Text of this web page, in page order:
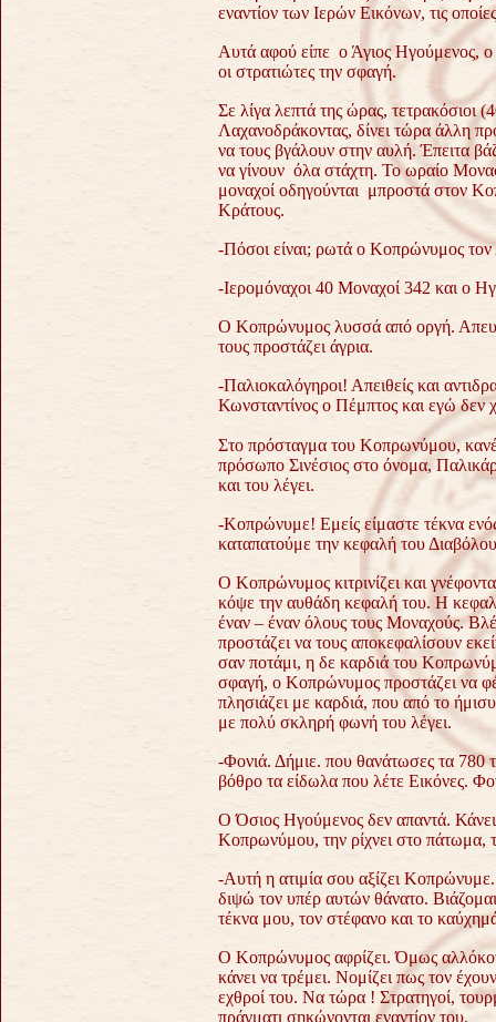
εναντίον των Ιερών Εικόνων, τις
Αυτά αφού είπε ο Άγιος Ηγούμενος, ο
οι στρατιώτες την σφαγή.
Σε λίγα λεπτά της ώρας, τετρακόσιοι
Λαχανοδράκοντας, δίνει τώρα άλλη
να τους βγάλουν στην αυλή. Έπειτα
να γίνουν όλα στάχτη. Το ωραίο
μοναχοί οδηγούνται μπροστά στον
Κράτους.
-Πόσοι είναι; ρωτά ο Κοπρώνυμος τον
-Ιερομόναχοι 40 Μοναχοί 342 και ο
Ο Κοπρώνυμος λυσσά από οργή.
τους προστάζει άγρια.
-Παλιοκαλόγηροι! Απειθείς και
Κωνσταντίνος ο Πέμπτος και εγώ δεν
Στο πρόσταγμα του Κοπρωνύμου,
πρόσωπο Σινέσιος στο όνομα,
και του λέγει.
-Κοπρώνυμε! Εμείς είμαστε τέκνα
καταπατούμε την κεφαλή του
Ο Κοπρώνυμος κιτρινίζει και
κόψε την αυθάδη κεφαλή του. Η
έναν – έναν όλους τους Μοναχούς.
προστάζει να τους αποκεφαλίσουν
σαν ποτάμι, η δε καρδιά του
σφαγή, ο Κοπρώνυμος προστάζει να
πλησιάζει με καρδιά, που από το
με πολύ σκληρή φωνή του λέγει.
-Φονιά. Δήμιε. που θανάτωσες τα 780
βόθρο τα είδωλα που λέτε Εικόνες.
Ο Όσιος Ηγούμενος δεν απαντά.
Κοπρωνύμου, την ρίχνει στο πάτωμα,
-Αυτή η ατιμία σου αξίζει
διψώ τον υπέρ αυτών θάνατο.
τέκνα μου, τον στέφανο και το
Ο Κοπρώνυμος αφρίζει. Όμως
κάνει να τρέμει. Νομίζει πως τον
εχθροί του. Να τώρα ! Στρατηγοί,
πράγματι σηκώνονται εναντίον του.